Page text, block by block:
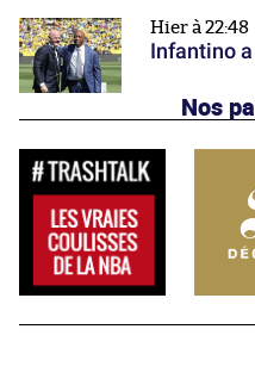
Hier à 22:48
Infantino
Nos